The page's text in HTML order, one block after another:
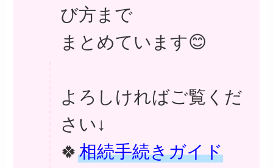
び方まで
まとめています😊
よろしければご覧くだ
さい↓
🍀 相続手続きガイド